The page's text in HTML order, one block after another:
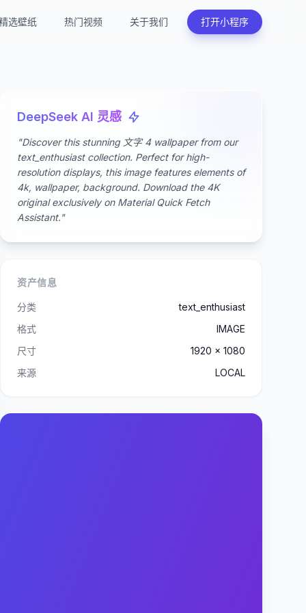
选壁纸 热门视频 关于我们 打开小程序
DeepSeek AI 灵感
"Discover this stunning 文字 4 wallpaper from our
text_enthusiast collection. Perfect for high-
resolution displays, this image features elements of
4k, wallpaper, background. Download the 4K
original exclusively on Material Quick Fetch
Assistant."
资产信息
分类
text_enthusiast
格式
IMAGE
尺寸
1920 x 1080
来源
LOCAL